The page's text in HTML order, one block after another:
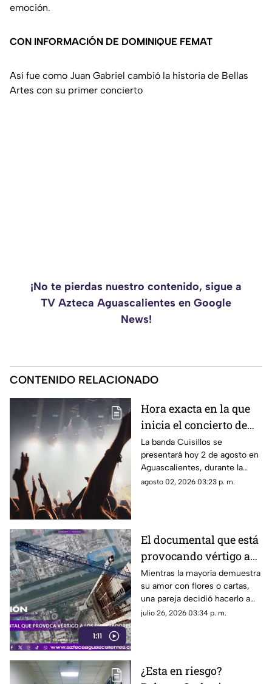
emoción.
CON INFORMACIÓN DE DOMINIQUE FEMAT
Así fue como Juan Gabriel cambió la historia de Bellas
Artes con su primer concierto
¡No te pierdas nuestro contenido, sigue a
TV Azteca Aguascalientes en Google
News!
CONTENIDO RELACIONADO
Hora exacta en la que
inicia el concierto de
Cuisillos en
Aguascalientes hoy 2
de agosto
La banda Cuisillos se
presentará hoy 2 de agosto en
Aguascalientes, durante la
feria en Jesús María; te
agosto 02, 2026 03:23 p. m.
1:11
El documental que está
provocando vértigo a
los espectadores
Mientras la mayoría demuestra
su amor con flores o cartas,
una pareja decidió hacerlo a
cientos de metros de altura,
julio 26, 2026 03:34 p. m.
¿Esta en riesgo?